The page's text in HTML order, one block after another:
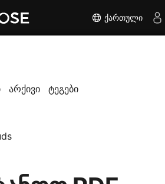
ქართული
არქივი ტეგები